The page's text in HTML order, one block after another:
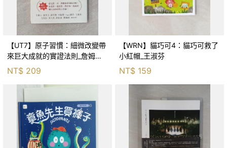
【UT7】原子習慣：細微改變帶
來巨大成就的實證法則_詹姆斯‧
克利爾, 蔡世偉
NT$ 209
【WRN】貓巧可4：貓巧可救了
小紅帽_王淑芬
NT$ 159